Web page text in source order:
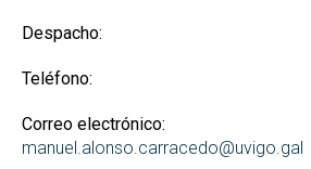
Despacho:
Teléfono:
Correo electrónico:
manuel.alonso.carracedo@uvigo.gal